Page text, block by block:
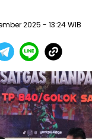
2025 - 13:24 WIB